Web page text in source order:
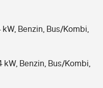
kW, Benzin, Bus/Kombi,
kW, Benzin, Bus/Kombi,